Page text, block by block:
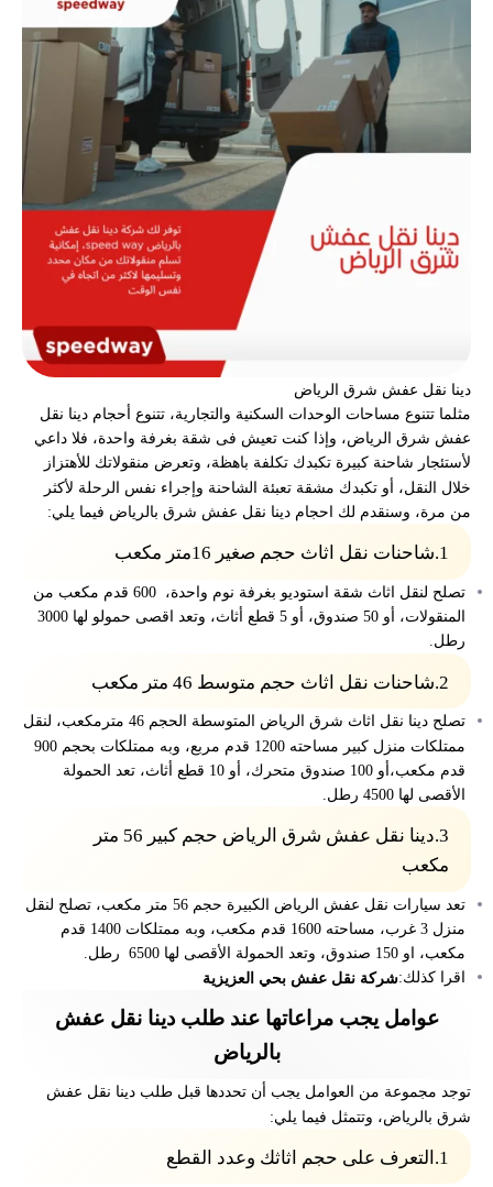
دينا نقل عفش شرق الرياض
مثلما تتنوع مساحات الوحدات السكنية والتجارية، تتنوع أحجام دينا نقل
عفش شرق الرياض، وإذا كنت تعيش فى شقة بغرفة واحدة، فلا داعي
لأستئجار شاحنة كبيرة تكبدك تكلفة باهظة، وتعرض منقولاتك للأهتزاز
خلال النقل، أو تكبدك مشقة تعبئة الشاحنة وإجراء نفس الرحلة لأكثر
من مرة، وسنقدم لك احجام دينا نقل عفش شرق بالرياض فيما يلي:
1.شاحنات نقل اثاث حجم صغير 16متر مكعب
تصلح لنقل اثاث شقة استوديو بغرفة نوم واحدة، 600 قدم مكعب من
المنقولات، أو 50 صندوق، أو 5 قطع أثاث، وتعد اقصى حمولو لها 3000
رطل.
2.شاحنات نقل اثاث حجم متوسط 46 متر مكعب
تصلح دينا نقل اثاث شرق الرياض المتوسطة الحجم 46 مترمكعب، لنقل
ممتلكات منزل كبير مساحته 1200 قدم مربع، وبه ممتلكات بحجم 900
قدم مكعب،أو 100 صندوق متحرك، أو 10 قطع أثاث، تعد الحمولة
الأقصى لها 4500 رطل.
3.دينا نقل عفش شرق الرياض حجم كبير 56 متر
مكعب
تعد سيارات نقل عفش الرياض الكبيرة حجم 56 متر مكعب، تصلح لنقل
منزل 3 غرب، مساحته 1600 قدم مكعب، وبه ممتلكات 1400 قدم
مكعب، او 150 صندوق، وتعد الحمولة الأقصى لها 6500 رطل.
اقرا كذلك:شركة نقل عفش بحي العزيزية
عوامل يجب مراعاتها عند طلب دينا نقل عفش
بالرياض
توجد مجموعة من العوامل يجب أن تحددها قبل طلب دينا نقل عفش
شرق بالرياض، وتتمثل فيما يلي:
1.التعرف على حجم اثاثك وعدد القطع